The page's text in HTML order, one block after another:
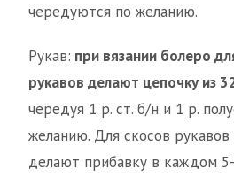
чередуются по желанию.
Рукав: при вязании болеро
рукавов делают цепочку из
чередуя 1 р. ст. б/н и 1 р.
желанию. Для скосов
делают прибавку в каждом